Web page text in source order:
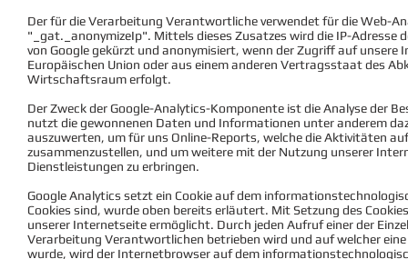
Der für die Verarbeitung Verantwortliche verwendet für die Web-
"_gat._anonymizeIp". Mittels dieses Zusatzes wird die IP-Adresse
von Google gekürzt und anonymisiert, wenn der Zugriff auf
Europäischen Union oder aus einem anderen Vertragsstaat des
Wirtschaftsraum erfolgt.
Der Zweck der Google-Analytics-Komponente ist die Analyse der
nutzt die gewonnenen Daten und Informationen unter anderem
auszuwerten, um für uns Online-Reports, welche die Aktivitäten
zusammenzustellen, und um weitere mit der Nutzung unserer
Dienstleistungen zu erbringen.
Google Analytics setzt ein Cookie auf dem
Cookies sind, wurde oben bereits erläutert. Mit Setzung des
unserer Internetseite ermöglicht. Durch jeden Aufruf einer der
Verarbeitung Verantwortlichen betrieben wird und auf welcher
wurde, wird der Internetbrowser auf dem